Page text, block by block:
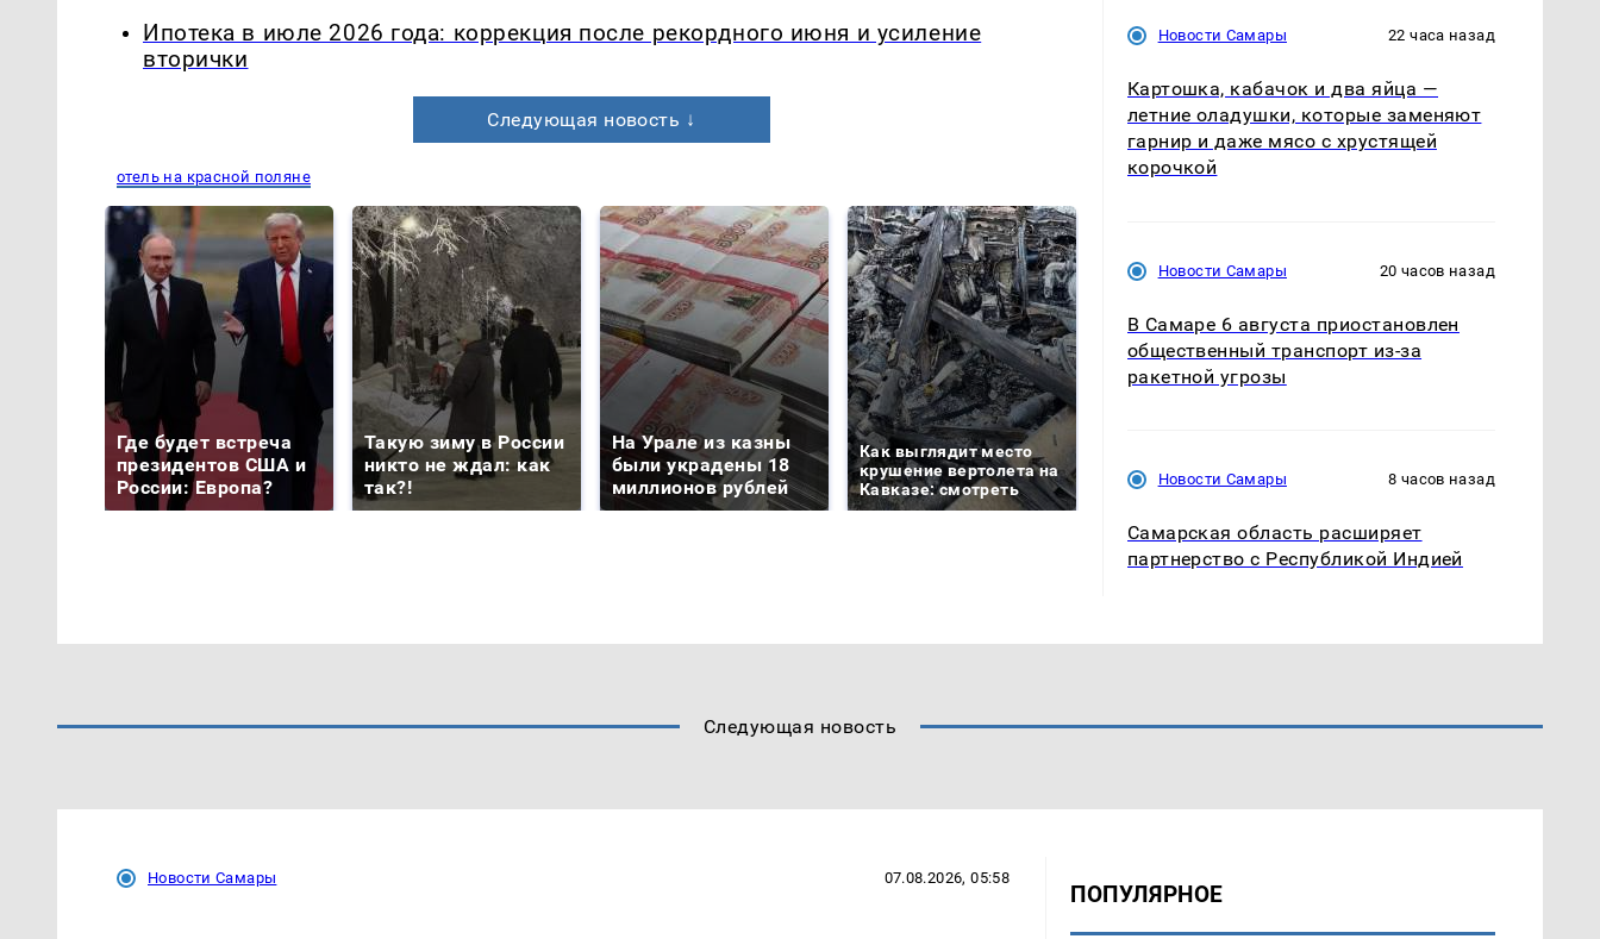
Ипотека в июле 2026 года: коррекция после рекордного июня и усиление
вторички
Следующая новость ↓
отель на красной поляне
Где будет встреча
президентов США и
России: Европа?
Такую зиму в России
никто не ждал: как
так?!
На Урале из казны
были украдены 18
миллионов рублей
Как выглядит место
крушение вертолета на
Кавказе: смотреть
готовую еду из
магазина: список
криптомиллионера
Новости Самары 22 часа назад
Картошка, кабачок и два яйца —
летние оладушки, которые заменяют
гарнир и даже мясо с хрустящей
корочкой
Новости Самары 20 часов назад
В Самаре 6 августа приостановлен
общественный транспорт из-за
ракетной угрозы
Новости Самары 8 часов назад
Самарская область расширяет
партнерство с Республикой Индией
Следующая новость
Новости Самары 07.08.2026, 05:58
ПОПУЛЯРНОЕ